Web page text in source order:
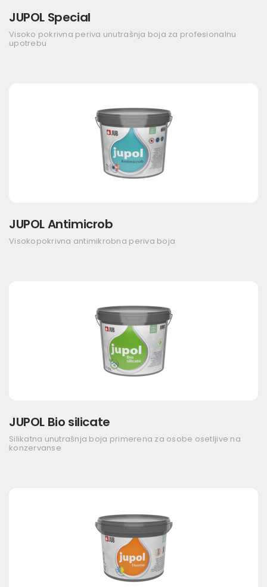
JUPOL Special
Visoko pokrivna periva unutrašnja boja za profesionalnu
upotrebu
JUPOL Antimicrob
Visokopokrivna antimikrobna periva boja
JUPOL Bio silicate
Silikatna unutrašnja boja primerena za osobe osetljive na
konzervanse